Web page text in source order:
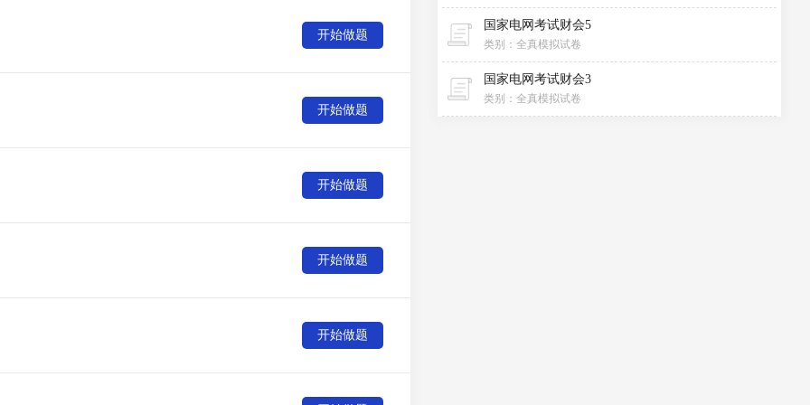
开始做题
开始做题
开始做题
开始做题
开始做题
国家电网考试财会5
类别：全真模拟试卷
国家电网考试财会3
类别：全真模拟试卷